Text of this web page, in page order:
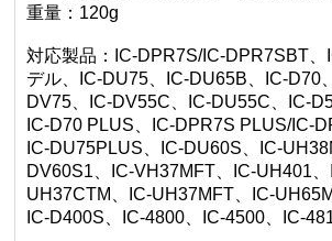
重量：120g
対応製品：IC-DPR7S/IC-DPR7SBT、
デル、IC-DU75、IC-DU65B、IC-D70
DV75、IC-DV55C、IC-DU55C、IC-
IC-D70 PLUS、IC-DPR7S PLUS/IC-
IC-DU75PLUS、IC-DU60S、IC-
DV60S1、IC-VH37MFT、IC-UH401
UH37CTM、IC-UH37MFT、IC-
IC-D400S、IC-4800、IC-4500、IC-